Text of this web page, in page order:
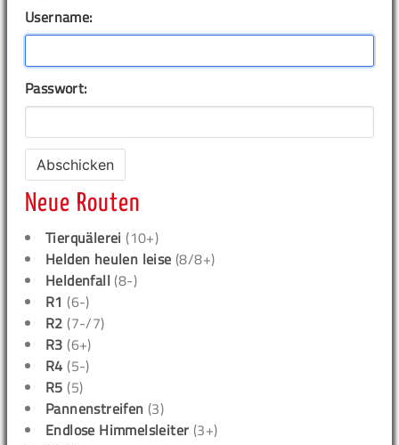
Username:
Passwort:
Neue Routen
Tierquälerei (10+)
Helden heulen leise (8/8+)
Heldenfall (8-)
R1 (6-)
R2 (7-/7)
R3 (6+)
R4 (5-)
R5 (5)
Pannenstreifen (3)
Endlose Himmelsleiter (3+)